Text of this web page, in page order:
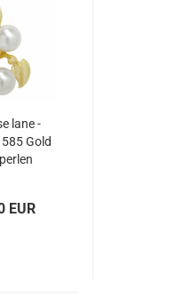
lane -
Gold
EUR